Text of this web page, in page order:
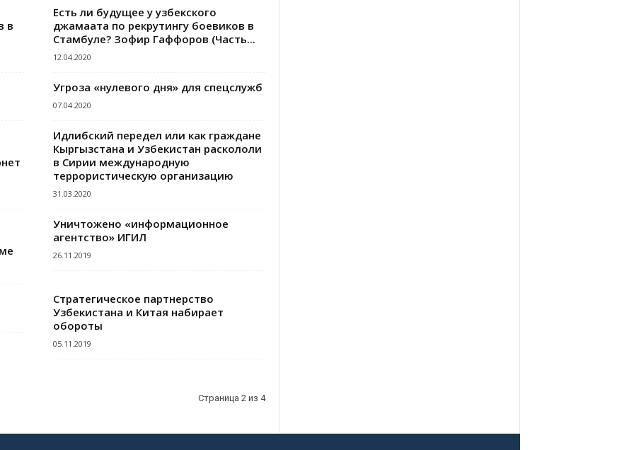
в
Есть ли будущее у узбекского
джамаата по рекрутингу боевиков в
Стамбуле? Зофир Гаффоров (Часть...
12.04.2020
Угроза «нулевого дня» для спецслужб
07.04.2020
Идлибский передел или как граждане
Кыргызстана и Узбекистан раскололи
в Сирии международную
террористическую организацию
31.03.2020
Уничтожено «информационное
агентство» ИГИЛ
26.11.2019
Стратегическое партнерство
Узбекистана и Китая набирает
обороты
05.11.2019
Страница 2 из 4